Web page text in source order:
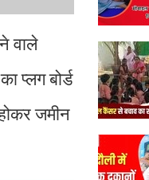
वाले
प्लग बोर्ड
जमीन